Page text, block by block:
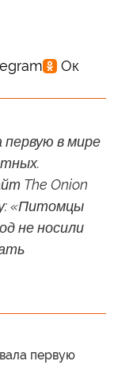
первую в мире
The Onion
«Питомцы
не носили
первую